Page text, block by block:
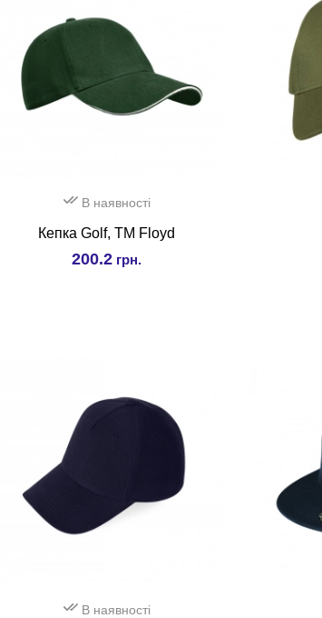
В наявності
Кепка Golf, TM Floyd
200.2 грн.
В наявності